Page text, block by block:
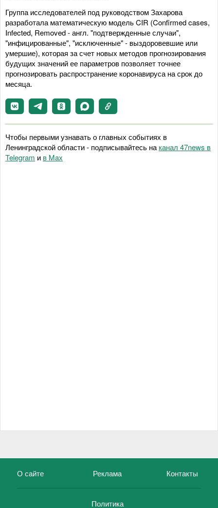
Группа исследователей под руководством Захарова
разработала математическую модель CIR (Confirmed cases,
Infected, Removed - англ. "подтвержденные случаи",
"инфицированные", "исключенные" - выздоровевшие или
умершие), которая за счет новых методов прогнозирования
будущих значений ее параметров позволяет точнее
прогнозировать распространение коронавируса на срок до
месяца.
Чтобы первыми узнавать о главных событиях в
Ленинградской области - подписывайтесь на канал 47news в
Telegram и в Maх
О сайте Реклама Контакты
Политика